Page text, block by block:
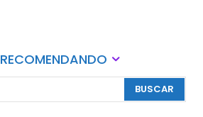
RECOMENDANDO
BUSCAR